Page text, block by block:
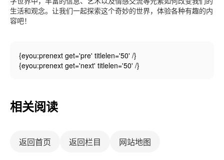
生活和观念。让我们一起探索这个奇妙的世界，体验各种有趣的内
容吧！
{eyou:prenext get='pre' titlelen='50' /}
{eyou:prenext get='next' titlelen='50' /}
相关阅读
返回首页 返回栏目 网站地图